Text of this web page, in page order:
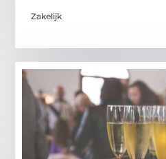
Zakelijk